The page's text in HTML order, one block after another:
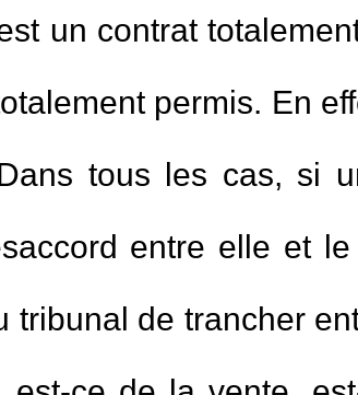
un contrat
permis. En
tous les cas, si
entre elle et
de trancher